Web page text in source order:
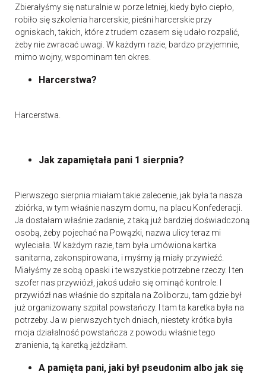
Zbierałyśmy się naturalnie w porze letniej, kiedy było ciepło,
robiło się szkolenia harcerskie, pieśni harcerskie przy
ogniskach, takich, które z trudem czasem się udało rozpalić,
żeby nie zwracać uwagi. W każdym razie, bardzo przyjemnie,
mimo wojny, wspominam ten okres.
Harcerstwa?
Harcerstwa.
Jak zapamiętała pani 1 sierpnia?
Pierwszego sierpnia miałam takie zalecenie, jak była ta nasza
zbiórka, w tym właśnie naszym domu, na placu Konfederacji.
Ja dostałam właśnie zadanie, z taką już bardziej doświadczoną
osobą, żeby pojechać na Powązki, nazwa ulicy teraz mi
wyleciała. W każdym razie, tam była umówiona kartka
sanitarna, zakonspirowana, i myśmy ją miały przywieźć.
Miałyśmy ze sobą opaski i te wszystkie potrzebne rzeczy. I ten
szofer nas przywiózł, jakoś udało się ominąć kontrole. I
przywiózł nas właśnie do szpitala na Żoliborzu, tam gdzie był
już organizowany szpital powstańczy. I tam ta karetka była na
potrzeby. Ja w pierwszych tych dniach, niestety krótka była
moja działalność powstańcza z powodu właśnie tego
zranienia, tą karetką jeździłam.
A pamięta pani, jaki był pseudonim albo jak się